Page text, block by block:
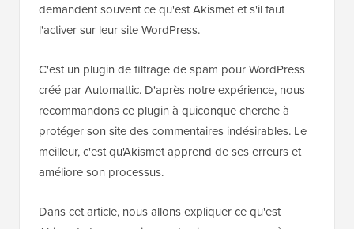
demandent souvent ce qu'est Akismet et s'il faut
l'activer sur leur site WordPress.
C'est un plugin de filtrage de spam pour WordPress
créé par Automattic. D'après notre expérience, nous
recommandons ce plugin à quiconque cherche à
protéger son site des commentaires indésirables. Le
meilleur, c'est qu'Akismet apprend de ses erreurs et
améliore son processus.
Dans cet article, nous allons expliquer ce qu'est